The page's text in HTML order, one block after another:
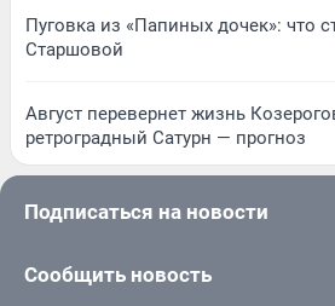
Пуговка из «Папиных дочек»: что
Старшовой
Август перевернет жизнь
ретроградный Сатурн — прогноз
Подписаться на новости
Сообщить новость